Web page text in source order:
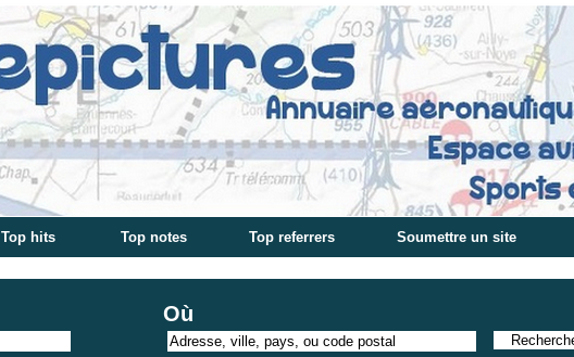
Top hits Top notes Top referrers Soumettre un site
Où